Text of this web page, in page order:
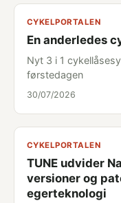
CYKELPORTALEN
En anderledes
Nyt 3 i 1
førstedagen
30/07/2026
CYKELPORTALEN
TUNE udvider
versioner og
egerteknologi